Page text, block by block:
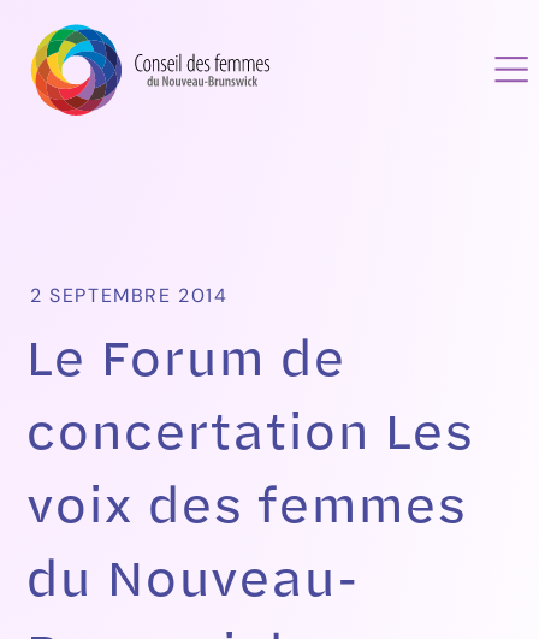
2 SEPTEMBRE 2014
Le Forum de
concertation Les
voix des femmes
du Nouveau-